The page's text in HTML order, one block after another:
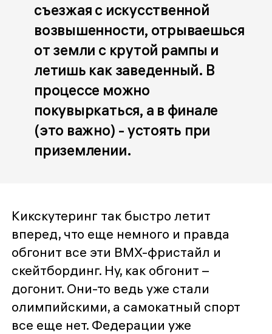
съезжая с искусственной
возвышенности, отрываешься
от земли с крутой рампы и
летишь как заведенный. В
процессе можно
покувыркаться, а в финале
(это важно) - устоять при
приземлении.
Кикскутеринг так быстро летит
вперед, что еще немного и правда
обгонит все эти BMX-фристайл и
скейтбординг. Ну, как обгонит –
догонит. Они-то ведь уже стали
олимпийскими, а самокатный спорт
все еще нет. Федерации уже